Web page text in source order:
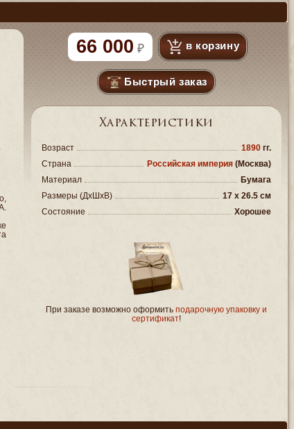
66 000 в корзину
Быстрый заказ
Характеристики
Возраст 1890 гг.
Страна
Российская империя (Москва)
Материал
Бумага
Размеры (ДxШxВ)
17 x 26.5 см
Состояние
Хорошее
При заказе возможно оформить подарочную упаковку и
сертификат!